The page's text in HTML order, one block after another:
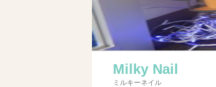
Milky Nail
ミルキーネイル